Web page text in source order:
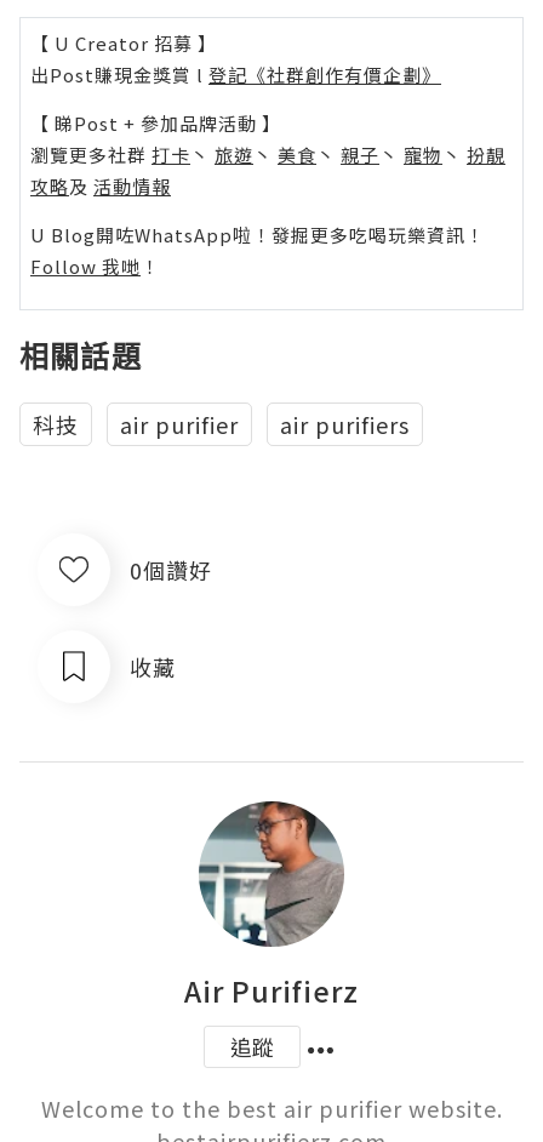
【 U Creator 招募 】
出Post賺現金獎賞 l 登記《社群創作有價企劃》
【 睇Post + 參加品牌活動 】
瀏覽更多社群 打卡 丶 旅遊 丶 美食 丶 親子 丶 寵物 丶 扮靚
攻略及 活動情報
U Blog開咗WhatsApp啦！發掘更多吃喝玩樂資訊！
Follow 我哋 ！
相關話題
科技 air purifier air purifiers
0個讚好
收藏
Air Purifierz
追蹤
Welcome to the best air purifier website.